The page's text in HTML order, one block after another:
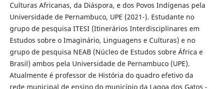
Culturas Africanas, da Diáspora, e dos Povos Indígenas pela
Universidade de Pernambuco, UPE (2021-). Estudante no
grupo de pesquisa ITESI (Itinerários Interdisciplinares em
Estudos sobre o Imaginário, Linguagens e Culturas) e no
grupo de pesquisa NEAB (Núcleo de Estudos sobre África e
Brasil) ambos pela Universidade de Pernambuco (UPE).
Atualmente é professor de História do quadro efetivo da
rede municipal de ensino do município da Lagoa dos Gatos -